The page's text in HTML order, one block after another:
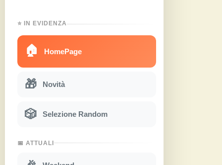
⭐ IN EVIDENZA
🏠 HomePage
🎁 Novità
🎲 Selezione Random
📅 ATTUALI